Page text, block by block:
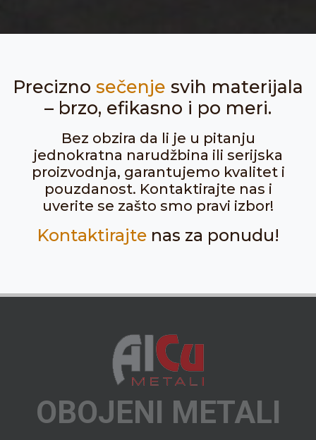
Precizno sečenje svih materijala
– brzo, efikasno i po meri.
Bez obzira da li je u pitanju
jednokratna narudžbina ili serijska
proizvodnja, garantujemo kvalitet i
pouzdanost. Kontaktirajte nas i
uverite se zašto smo pravi izbor!
Kontaktirajtenas za ponudu!
OBOJENI METALI